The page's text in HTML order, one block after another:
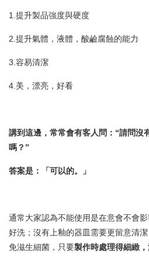
1.提升製品強度與硬度
2.提升氣體，液體，酸鹼腐蝕的能力
3.容易清潔
4.美，漂亮，好看
講到這邊，常常會有客人問：“請問沒
嗎？”
答案是：「可以的。」
通常大家認為不能使用是在意會不會
好洗；沒有上釉的器皿需要更留意清
免滋生細菌，只要製作時處理得細緻，